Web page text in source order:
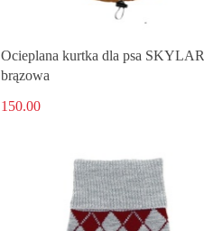
Ocieplana kurtka dla psa SKYLAR
brązowa
150.00